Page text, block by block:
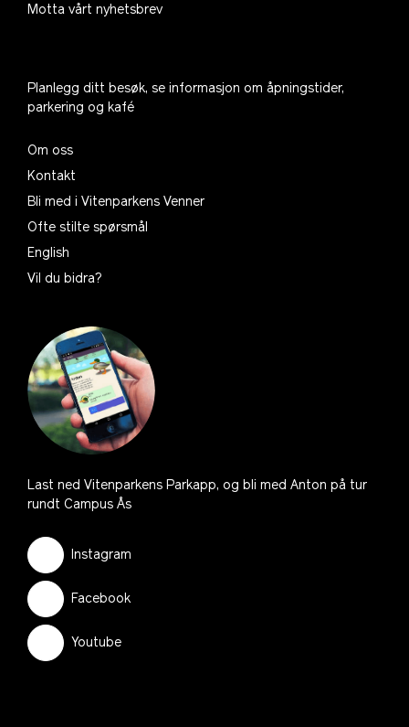
Motta vårt nyhetsbrev
Planlegg ditt besøk, se informasjon om åpningstider,
parkering og kafé
Om oss
Kontakt
Bli med i Vitenparkens Venner
Ofte stilte spørsmål
English
Vil du bidra?
Last ned Vitenparkens Parkapp, og bli med Anton på tur
rundt Campus Ås
Instagram
Facebook
Youtube